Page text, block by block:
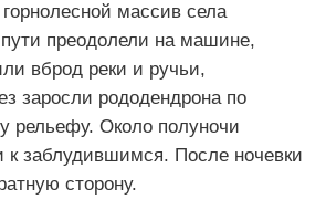
массив села
преодолели на машине,
вброд реки и ручьи,
заросли рододендрона по
рельефу. Около полуночи
заблудившимся. После ночевки
сторону.